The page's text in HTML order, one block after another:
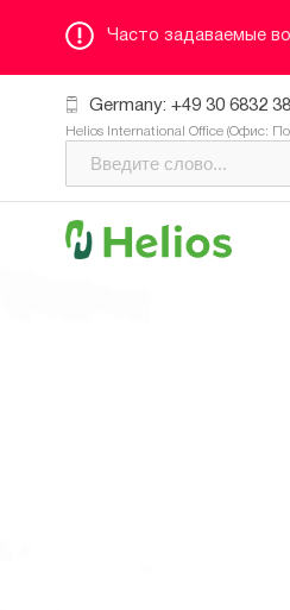
Часто задаваемые
Germany: +49 30 6832
Helios International Office (Офис: